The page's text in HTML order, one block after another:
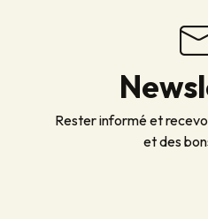
Rester informé et
et des